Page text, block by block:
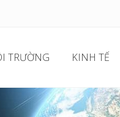
TRƯỜNG KINH TẾ